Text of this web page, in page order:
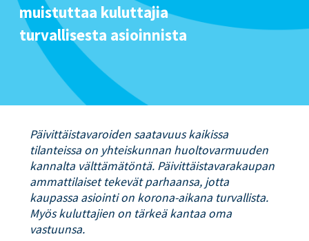
muistuttaa kuluttajia
turvallisesta asioinnista
Päivittäistavaroiden saatavuus kaikissa
tilanteissa on yhteiskunnan huoltovarmuuden
kannalta välttämätöntä. Päivittäistavarakaupan
ammattilaiset tekevät parhaansa, jotta
kaupassa asiointi on korona-aikana turvallista.
Myös kuluttajien on tärkeä kantaa oma
vastuunsa.